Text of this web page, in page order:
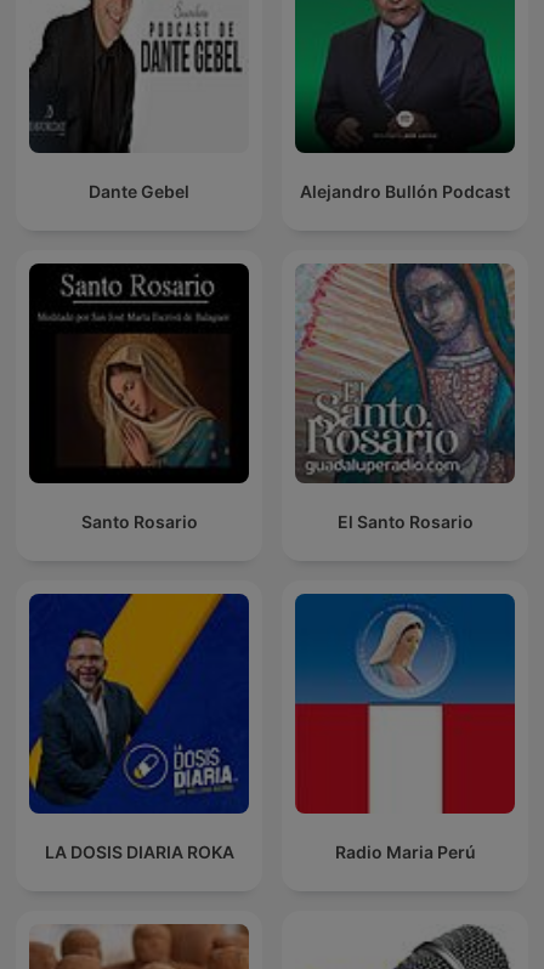
Dante Gebel Alejandro Bullón Podcast
Santo Rosario El Santo Rosario
LA DOSIS DIARIA ROKA Radio Maria Perú